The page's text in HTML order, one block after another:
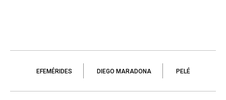
EFEMÉRIDES DIEGO MARADONA PELÉ